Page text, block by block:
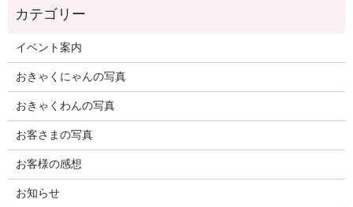
イベント案内
おきゃくにゃんの写真
おきゃくわんの写真
お客さまの写真
お客様の感想
お知らせ